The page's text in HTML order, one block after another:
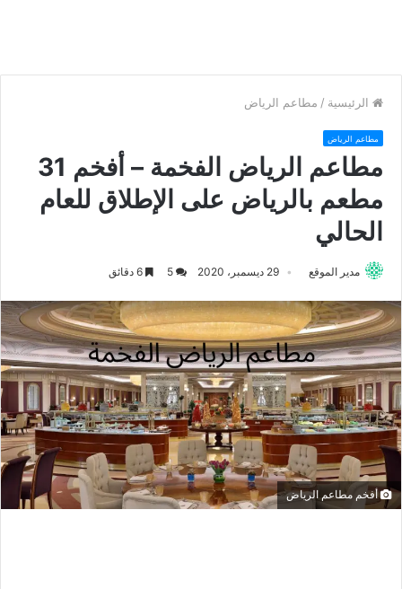
الرئيسية / مطاعم الرياض
مطاعم الرياض
مطاعم الرياض الفخمة – أفخم 31
مطعم بالرياض على الإطلاق للعام
الحالي
مدير الموقع 29 ديسمبر، 2020
أفخم مطاعم الرياض